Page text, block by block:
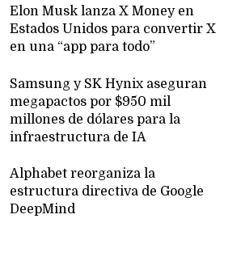
Elon Musk lanza X Money en
Estados Unidos para convertir X
en una “app para todo”
Samsung y SK Hynix aseguran
megapactos por $950 mil
millones de dólares para la
infraestructura de IA
Alphabet reorganiza la
estructura directiva de Google
DeepMind